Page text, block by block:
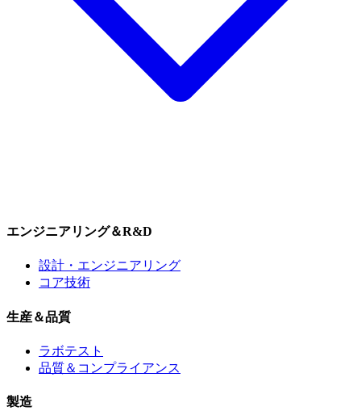
エンジニアリング＆R&D
設計・エンジニアリング
コア技術
生産＆品質
ラボテスト
品質＆コンプライアンス
製造